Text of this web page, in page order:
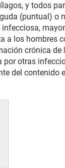
y todos
(puntual) o
a los hombres
crónica de
por otras
del